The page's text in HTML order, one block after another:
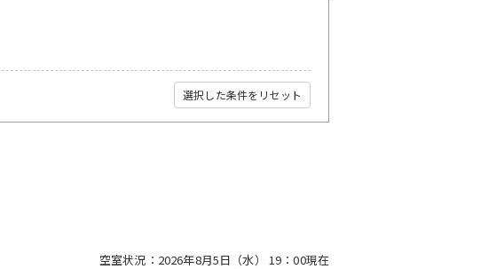
選択した条件をリセット
空室状況：2026年8月5日（水） 19：00現在